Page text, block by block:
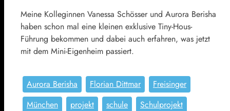
Meine Kolleginnen Vanessa Schösser und Aurora Berisha
haben schon mal eine kleinen exklusive Tiny-Hous-
Führung bekommen und dabei auch erfahren, was jetzt
mit dem Mini-Eigenheim passiert.
Aurora Berisha Florian Dittmar
Freisinger
München
projekt schule
Schulprojekt